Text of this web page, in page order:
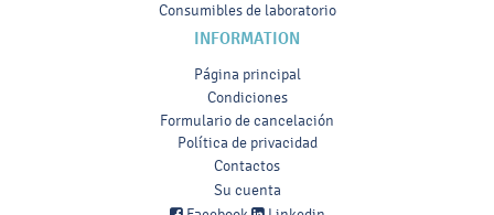
Consumibles de laboratorio
INFORMATION
Página principal
Condiciones
Formulario de cancelación
Política de privacidad
Contactos
Su cuenta